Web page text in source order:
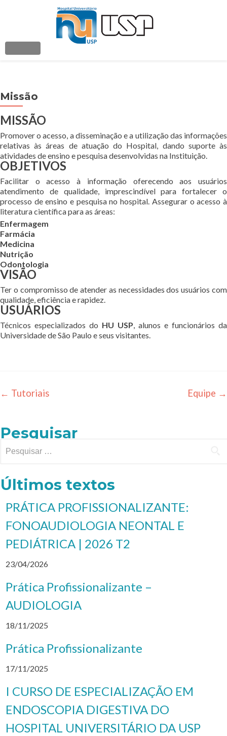
ALTERNAR NAVEGAÇÃO
Cursos
Comitê de Ética em Pesquisa
Comunicação
Missão
MISSÃO
Promover o acesso, a disseminação e a utilização das informações
relativas às áreas de atuação do Hospital, dando suporte às
atividades de ensino e pesquisa desenvolvidas na Instituição.
OBJETIVOS
Facilitar o acesso à informação oferecendo aos usuários
atendimento de qualidade, imprescindível para fortalecer o
processo de ensino e pesquisa no hospital. Assegurar o acesso à
literatura científica para as áreas:
Enfermagem
Farmácia
Medicina
Nutrição
Odontologia
VISÃO
Ter o compromisso de atender as necessidades dos usuários com
qualidade, eficiência e rapidez.
USUÁRIOS
Técnicos especializados do HU USP, alunos e funcionários da
Universidade de São Paulo e seus visitantes.
← Tutoriais Equipe →
Pesquisar
Últimos textos
PRÁTICA PROFISSIONALIZANTE:
FONOAUDIOLOGIA NEONTAL E
PEDIÁTRICA | 2026 T2
23/04/2026
Prática Profissionalizante –
AUDIOLOGIA
18/11/2025
Prática Profissionalizante
17/11/2025
I CURSO DE ESPECIALIZAÇÃO EM
ENDOSCOPIA DIGESTIVA DO
HOSPITAL UNIVERSITÁRIO DA USP